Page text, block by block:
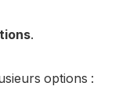
.
options :